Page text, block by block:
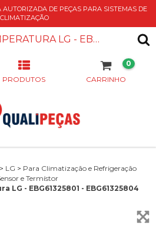
DE PEÇAS PARA SISTEMAS DE
CLIMATIZAÇÃO
SENSOR DE TEMPERATURA LG - EBG61325801 - EBG61325804
PRODUTOS CARRINHO
0
> LG > Para Climatização e Refrigeração
e Termístor
LG - EBG61325801 - EBG61325804